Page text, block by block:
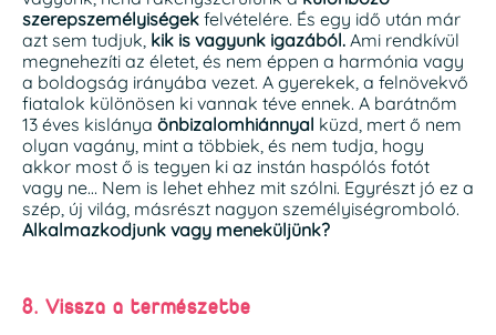
szerepszemélyiségek felvételére. És egy idő után már
azt sem tudjuk, kik is vagyunk igazából. Ami rendkívül
megnehezíti az életet, és nem éppen a harmónia vagy
a boldogság irányába vezet. A gyerekek, a felnövekvő
fiatalok különösen ki vannak téve ennek. A barátnőm
13 éves kislánya önbizalomhiánnyal küzd, mert ő nem
olyan vagány, mint a többiek, és nem tudja, hogy
akkor most ő is tegyen ki az instán haspólós fotót
vagy ne… Nem is lehet ehhez mit szólni. Egyrészt jó ez a
szép, új világ, másrészt nagyon személyiségromboló.
Alkalmazkodjunk vagy meneküljünk?
8. Vissza a természetbe